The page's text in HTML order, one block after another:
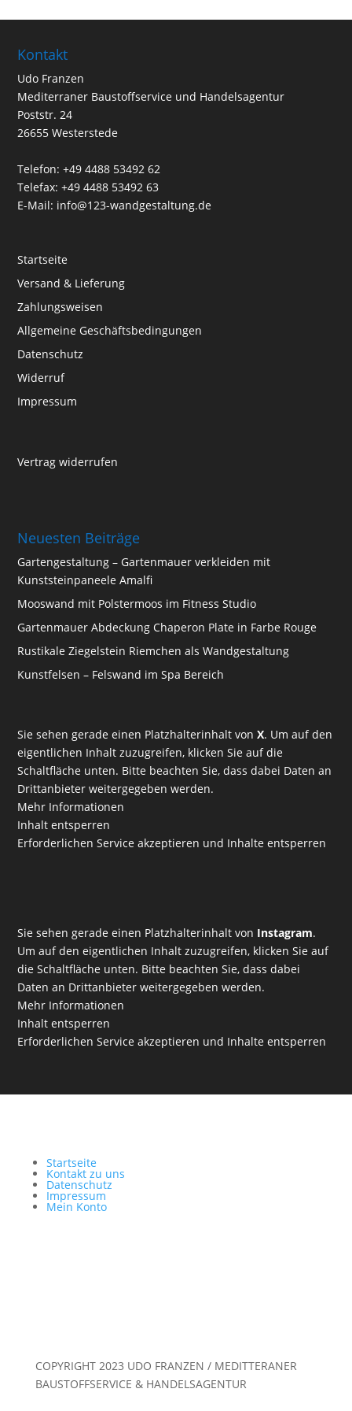
Kontakt
Udo Franzen
Mediterraner Baustoffservice und Handelsagentur
Poststr. 24
26655 Westerstede
Telefon: +49 4488 53492 62
Telefax: +49 4488 53492 63
E-Mail: info@123-wandgestaltung.de
Startseite
Versand & Lieferung
Zahlungsweisen
Allgemeine Geschäftsbedingungen
Datenschutz
Widerruf
Impressum
Vertrag widerrufen
Neuesten Beiträge
Gartengestaltung – Gartenmauer verkleiden mit
Kunststeinpaneele Amalfi
Mooswand mit Polstermoos im Fitness Studio
Gartenmauer Abdeckung Chaperon Plate in Farbe Rouge
Rustikale Ziegelstein Riemchen als Wandgestaltung
Kunstfelsen – Felswand im Spa Bereich
Sie sehen gerade einen Platzhalterinhalt vonX. Um auf den
eigentlichen Inhalt zuzugreifen, klicken Sie auf die
Schaltfläche unten. Bitte beachten Sie, dass dabei Daten an
Drittanbieter weitergegeben werden.
Mehr Informationen
Inhalt entsperren
Erforderlichen Service akzeptieren und Inhalte entsperren
Sie sehen gerade einen Platzhalterinhalt von Instagram.
Um auf den eigentlichen Inhalt zuzugreifen, klicken Sie auf
die Schaltfläche unten. Bitte beachten Sie, dass dabei
Daten an Drittanbieter weitergegeben werden.
Mehr Informationen
Inhalt entsperren
Erforderlichen Service akzeptieren und Inhalte entsperren
Startseite
Kontakt zu uns
Datenschutz
Impressum
Mein Konto
COPYRIGHT 2023 UDO FRANZEN / MEDITTERANER
BAUSTOFFSERVICE & HANDELSAGENTUR